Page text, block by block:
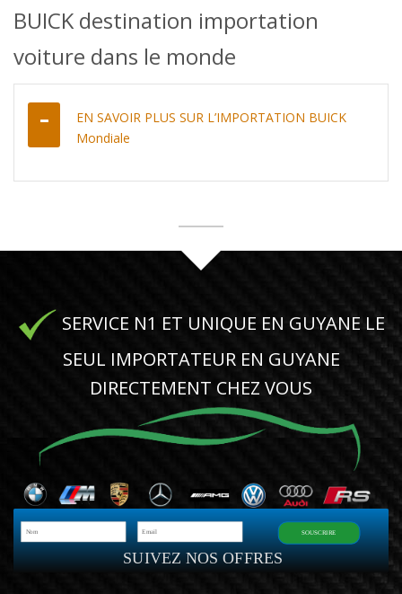
BUICK destination importation
voiture dans le monde
EN SAVOIR PLUS SUR L’IMPORTATION BUICK
Mondiale
SERVICE N1 ET UNIQUE EN GUYANE LE
SEUL IMPORTATEUR EN GUYANE
DIRECTEMENT CHEZ VOUS
SUIVEZ NOS OFFRES
SOUSCRIRE